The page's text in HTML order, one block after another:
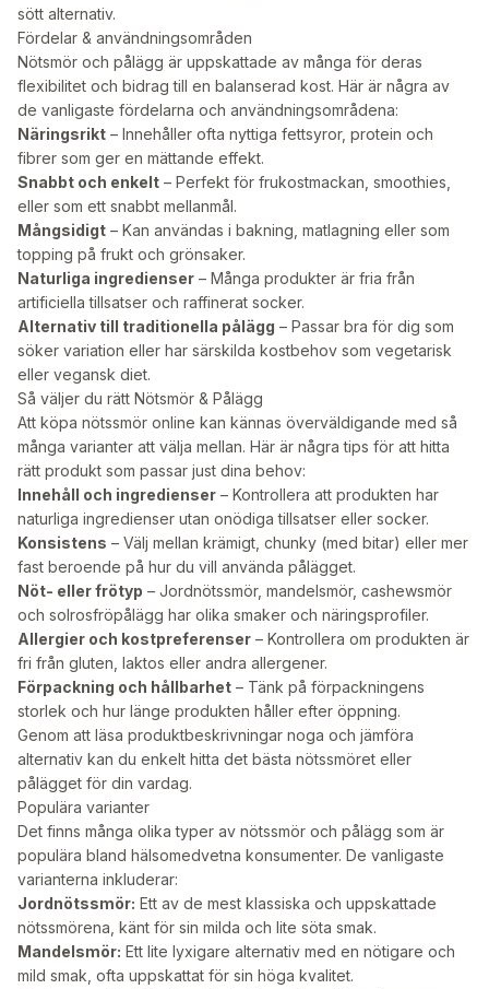
sött alternativ.
Fördelar & användningsområden
Nötsmör och pålägg är uppskattade av många för deras
flexibilitet och bidrag till en balanserad kost. Här är några av
de vanligaste fördelarna och användningsområdena:
Näringsrikt – Innehåller ofta nyttiga fettsyror, protein och
fibrer som ger en mättande effekt.
Snabbt och enkelt – Perfekt för frukostmackan, smoothies,
eller som ett snabbt mellanmål.
Mångsidigt – Kan användas i bakning, matlagning eller som
topping på frukt och grönsaker.
Naturliga ingredienser – Många produkter är fria från
artificiella tillsatser och raffinerat socker.
Alternativ till traditionella pålägg – Passar bra för dig som
söker variation eller har särskilda kostbehov som vegetarisk
eller vegansk diet.
Så väljer du rätt Nötsmör & Pålägg
Att köpa nötssmör online kan kännas överväldigande med så
många varianter att välja mellan. Här är några tips för att hitta
rätt produkt som passar just dina behov:
Innehåll och ingredienser – Kontrollera att produkten har
naturliga ingredienser utan onödiga tillsatser eller socker.
Konsistens – Välj mellan krämigt, chunky (med bitar) eller mer
fast beroende på hur du vill använda pålägget.
Nöt- eller frötyp – Jordnötssmör, mandelsmör, cashewsmör
och solrosfröpålägg har olika smaker och näringsprofiler.
Allergier och kostpreferenser – Kontrollera om produkten är
fri från gluten, laktos eller andra allergener.
Förpackning och hållbarhet – Tänk på förpackningens
storlek och hur länge produkten håller efter öppning.
Genom att läsa produktbeskrivningar noga och jämföra
alternativ kan du enkelt hitta det bästa nötssmöret eller
pålägget för din vardag.
Populära varianter
Det finns många olika typer av nötssmör och pålägg som är
populära bland hälsomedvetna konsumenter. De vanligaste
varianterna inkluderar:
Jordnötssmör: Ett av de mest klassiska och uppskattade
nötssmörena, känt för sin milda och lite söta smak.
Mandelsmör: Ett lite lyxigare alternativ med en nötigare och
mild smak, ofta uppskattat för sin höga kvalitet.